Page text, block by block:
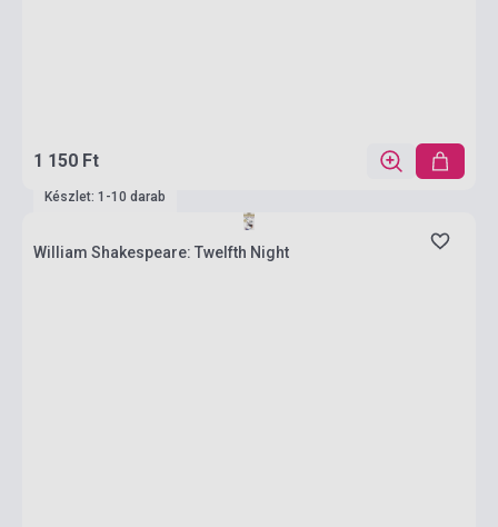
1 150 Ft
Készlet: 1-10 darab
William Shakespeare: Twelfth Night